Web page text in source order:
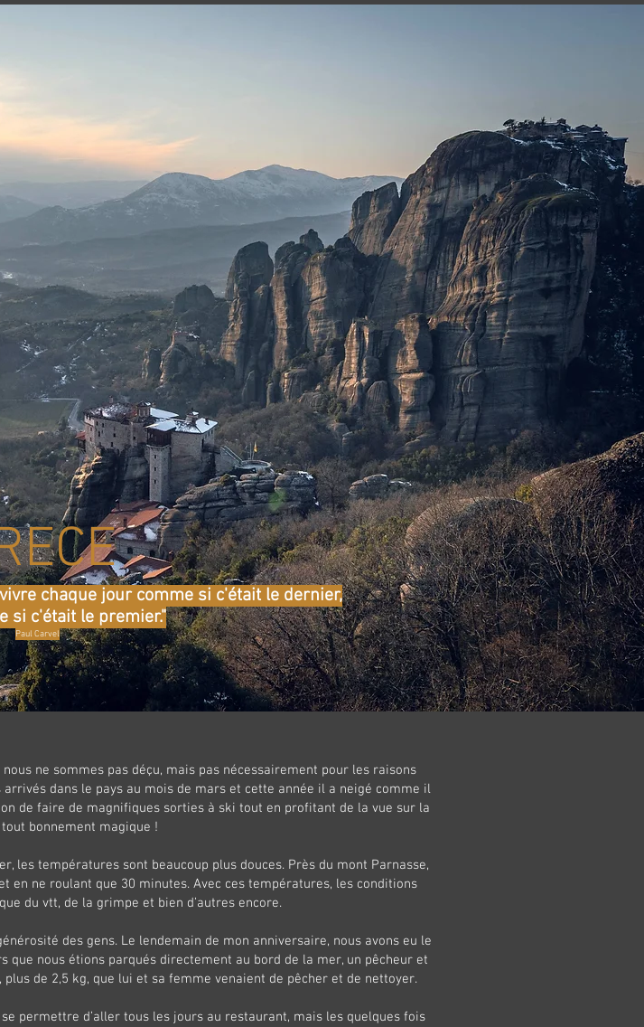
chaque jour comme si c'était le dernier,
si c'était le premier."
Paul Carvel
ne sommes pas déçu, mais pas nécessairement pour les raisons
dans le pays au mois de mars et cette année il a neigé comme il
de faire de magnifiques sorties à ski tout en profitant de la vue sur la
bonnement magique !
les températures sont beaucoup plus douces. Près du mont Parnasse,
en ne roulant que 30 minutes. Avec ces températures, les conditions
du vtt, de la grimpe et bien d’autres encore.
des gens. Le lendemain de mon anniversaire, nous avons eu le
nous étions parqués directement au bord de la mer, un pêcheur et
de 2,5 kg, que lui et sa femme venaient de pêcher et de nettoyer.
permettre d’aller tous les jours au restaurant, mais les quelques fois